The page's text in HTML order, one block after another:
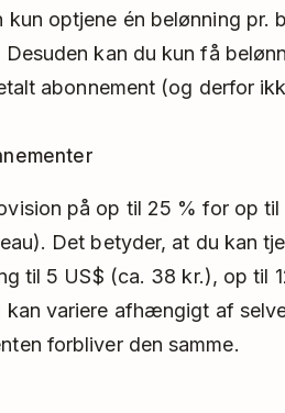
kun optjene én belønning pr.
kan du kun få
abonnement (og derfor
på op til 25 % for op
Det betyder, at du kan
til 5 US$ (ca. 38 kr.), op til
kan variere afhængigt af
forbliver den samme.